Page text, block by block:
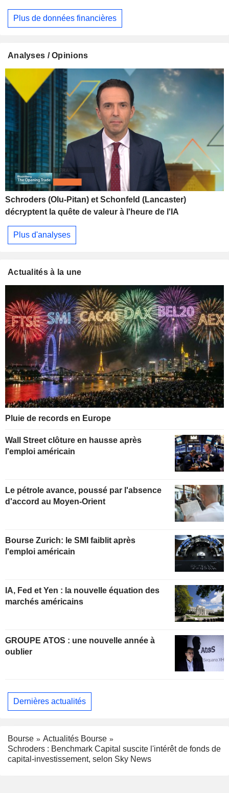
Plus de données financières
Analyses / Opinions
Schroders (Olu-Pitan) et Schonfeld (Lancaster)
décryptent la quête de valeur à l'heure de l'IA
Plus d'analyses
Actualités à la une
Pluie de records en Europe
Wall Street clôture en hausse après
l'emploi américain
Le pétrole avance, poussé par l'absence
d'accord au Moyen-Orient
Bourse Zurich: le SMI faiblit après
l'emploi américain
IA, Fed et Yen : la nouvelle équation des
marchés américains
GROUPE ATOS : une nouvelle année à
oublier
Dernières actualités
Bourse
Actualités Bourse
Schroders : Benchmark Capital suscite l'intérêt de fonds de
capital-investissement, selon Sky News